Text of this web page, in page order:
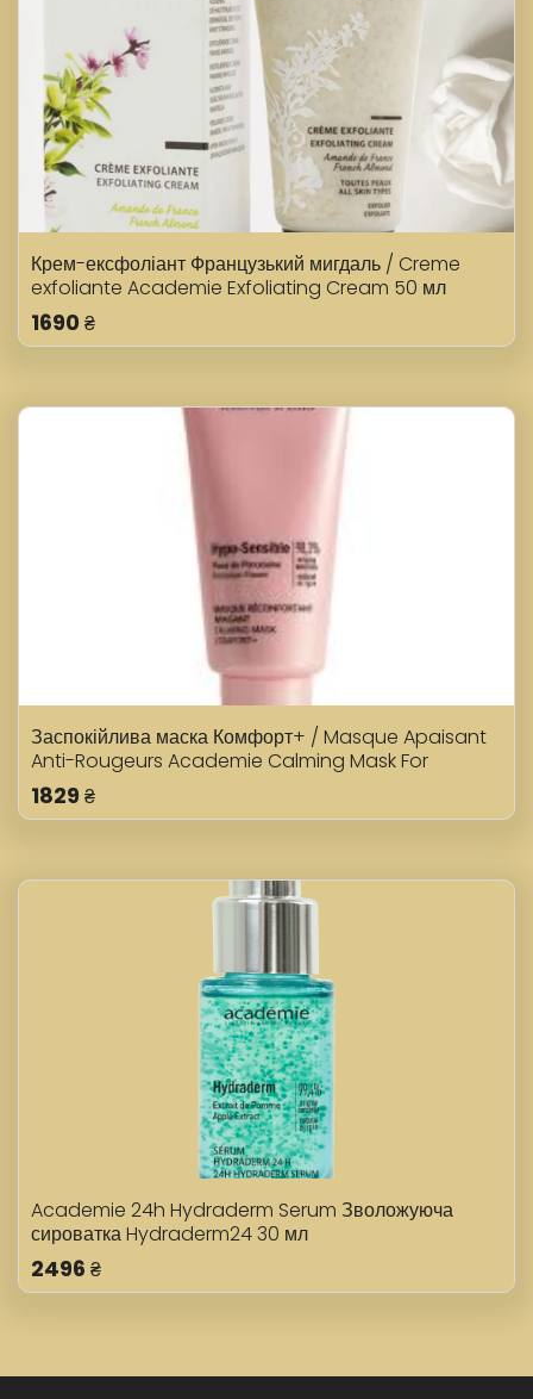
Крем-ексфоліант Французький мигдаль / Creme
exfoliante Academie Exfoliating Cream 50 мл
1690 ₴
Заспокійлива маска Комфорт+ / Masque Apaisant
Anti-Rougeurs Academie Calming Mask For
Redness 50мл
1829 ₴
Academie 24h Hydraderm Serum Зволожуюча
сироватка Hydraderm24 30 мл
2496 ₴